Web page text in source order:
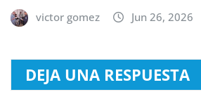
victor gomez Jun 26, 2026
DEJA UNA RESPUESTA